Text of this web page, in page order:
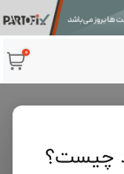
0